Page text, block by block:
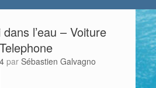
l’eau – Voiture
par Sébastien Galvagno